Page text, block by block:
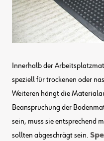
Innerhalb der
speziell für trockenen oder
Weiteren hängt die
Beanspruchung der
sein, muss sie entsprechend
sollten abgeschrägt sein.